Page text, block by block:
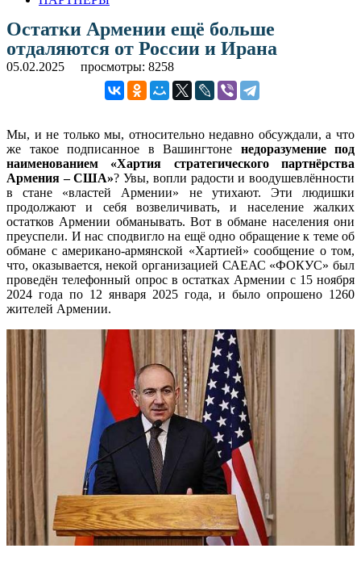
Остатки Армении ещё больше
отдаляются от России и Ирана
05.02.2025 просмотры: 8258
Мы, и не только мы, относительно недавно обсуждали, а что
же такое подписанное в Вашингтоне недоразумение под
наименованием «Хартия стратегического партнёрства
Армения – США»? Увы, вопли радости и воодушевлённости
в стане «властей Армении» не утихают. Эти людишки
продолжают и себя возвеличивать, и население жалких
остатков Армении обманывать. Вот в обмане населения они
преуспели. И нас сподвигло на ещё одно обращение к теме об
обмане с американо-армянской «Хартией» сообщение о том,
что, оказывается, некой организацией САЕАС «ФОКУС» был
проведён телефонный опрос в остатках Армении с 15 ноября
2024 года по 12 января 2025 года, и было опрошено 1260
жителей Армении.